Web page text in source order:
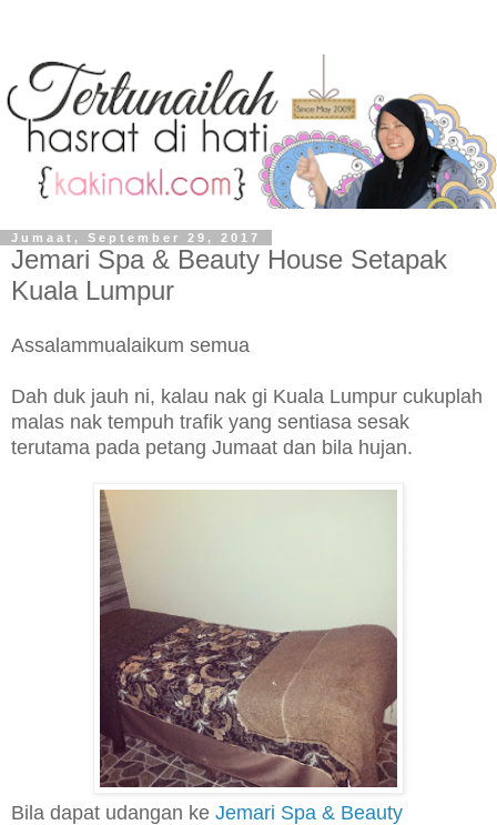
Jumaat, September 29, 2017
Jemari Spa & Beauty House Setapak
Kuala Lumpur
Assalammualaikum semua
Dah duk jauh ni, kalau nak gi Kuala Lumpur cukuplah
malas nak tempuh trafik yang sentiasa sesak
terutama pada petang Jumaat dan bila hujan.
Bila dapat udangan ke Jemari Spa & Beauty